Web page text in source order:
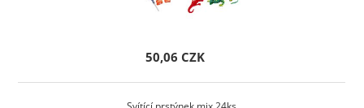
50,06 CZK